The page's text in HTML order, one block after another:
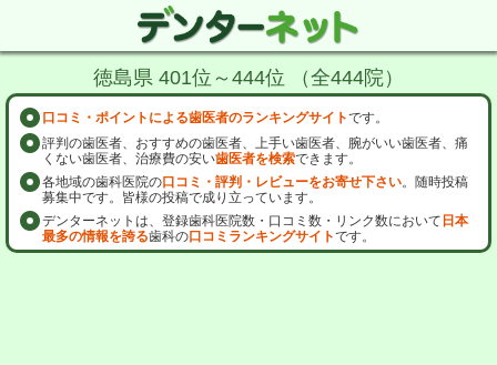
徳島県 401位～444位 （全444院）
口コミ・ポイントによる歯医者のランキングサイトです。
評判の歯医者、おすすめの歯医者、上手い歯医者、腕がいい歯医者、痛
くない歯医者、治療費の安い歯医者を検索できます。
各地域の歯科医院の口コミ・評判・レビューをお寄せ下さい。随時投稿
募集中です。皆様の投稿で成り立っています。
デンターネットは、登録歯科医院数・口コミ数・リンク数において 日本
最多の情報を誇る歯科の口コミランキングサイトです。